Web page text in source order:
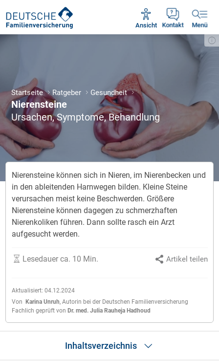
Kontakt
Ansicht Menü
Mo - Fr 09:00 - 18:30 Uhr
Startseite Ratgeber Gesundheit
Nierensteine
Ursachen, Symptome, Behandlung
Nierensteine können sich in Nieren, im Nierenbecken und
in den ableitenden Harnwegen bilden. Kleine Steine
verursachen meist keine Beschwerden. Größere
Nierensteine können dagegen zu schmerzhaften
Nierenkoliken führen. Dann sollte rasch ein Arzt
aufgesucht werden.
Aktualisiert: 04.12.2024
Von
Karina Unruh, Autorin bei der Deutschen Familienversicherung
Fachlich geprüft von Dr. med. Julia Rauheja Hadhoud
Lesedauer ca. 10 Min. Artikel teilen
Inhaltsverzeichnis